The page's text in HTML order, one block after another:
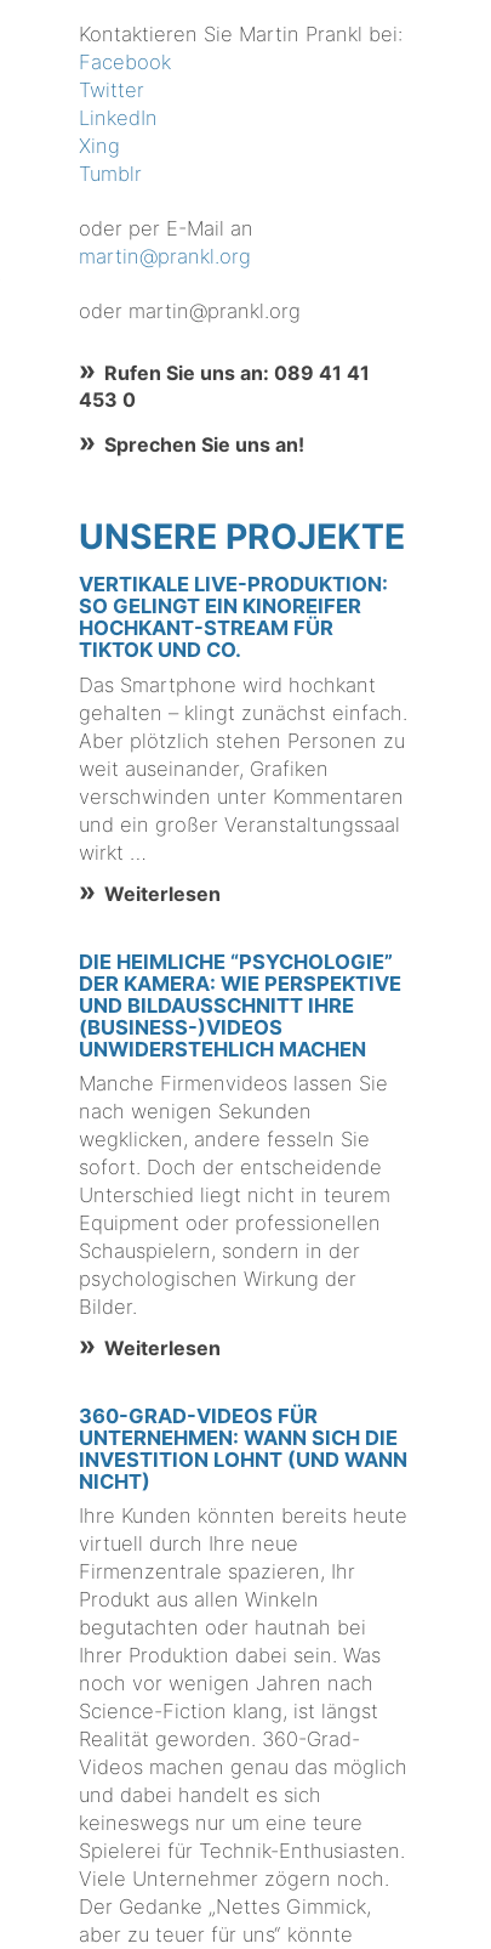
Kontaktieren Sie Martin Prankl bei:
Facebook
Twitter
LinkedIn
Xing
Tumblr
oder per E-Mail an
martin@prankl.org
oder martin@prankl.org
Rufen Sie uns an: 089 41 41
453 0
Sprechen Sie uns an!
UNSERE PROJEKTE
VERTIKALE LIVE-PRODUKTION:
SO GELINGT EIN KINOREIFER
HOCHKANT-STREAM FÜR
TIKTOK UND CO.
Das Smartphone wird hochkant
gehalten – klingt zunächst einfach.
Aber plötzlich stehen Personen zu
weit auseinander, Grafiken
verschwinden unter Kommentaren
und ein großer Veranstaltungssaal
wirkt …
Weiterlesen
DIE HEIMLICHE “PSYCHOLOGIE”
DER KAMERA: WIE PERSPEKTIVE
UND BILDAUSSCHNITT IHRE
(BUSINESS-)VIDEOS
UNWIDERSTEHLICH MACHEN
Manche Firmenvideos lassen Sie
nach wenigen Sekunden
wegklicken, andere fesseln Sie
sofort. Doch der entscheidende
Unterschied liegt nicht in teurem
Equipment oder professionellen
Schauspielern, sondern in der
psychologischen Wirkung der
Bilder.
Weiterlesen
360-GRAD-VIDEOS FÜR
UNTERNEHMEN: WANN SICH DIE
INVESTITION LOHNT (UND WANN
NICHT)
Ihre Kunden könnten bereits heute
virtuell durch Ihre neue
Firmenzentrale spazieren, Ihr
Produkt aus allen Winkeln
begutachten oder hautnah bei
Ihrer Produktion dabei sein. Was
noch vor wenigen Jahren nach
Science-Fiction klang, ist längst
Realität geworden. 360-Grad-
Videos machen genau das möglich
und dabei handelt es sich
keineswegs nur um eine teure
Spielerei für Technik-Enthusiasten.
Viele Unternehmer zögern noch.
Der Gedanke „Nettes Gimmick,
aber zu teuer für uns“ könnte